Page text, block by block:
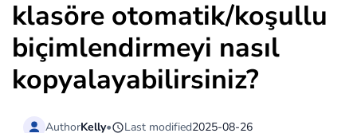
klasöre otomatik/koşullu
biçimlendirmeyi nasıl
kopyalayabilirsiniz?
AuthorKelly• Last modified2025-08-26